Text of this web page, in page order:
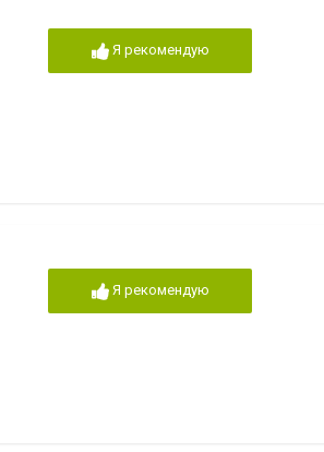
Я рекомендую
Я рекомендую